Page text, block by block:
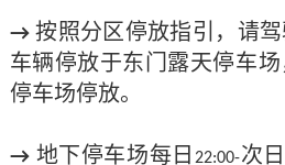
→按照分区停放指引，请
车辆停放于东门露天停车
停车场停放。
→ 地下停车场每日 22:00-次日